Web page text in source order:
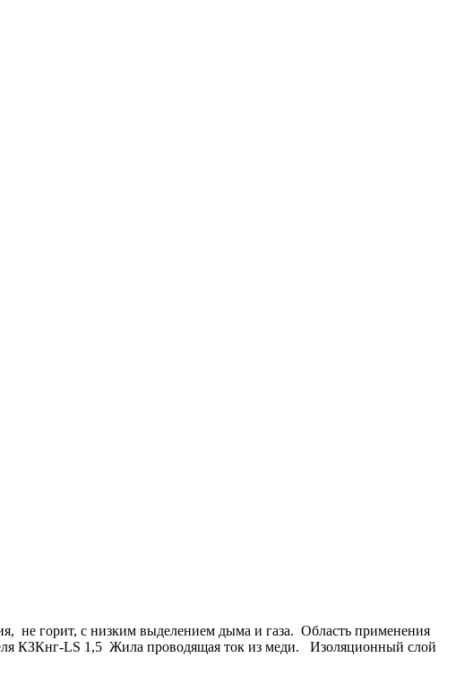
не горит, с низким выделением дыма и газа. Область применения
КЗКнг-LS 1,5 Жила проводящая ток из меди. Изоляционный слой